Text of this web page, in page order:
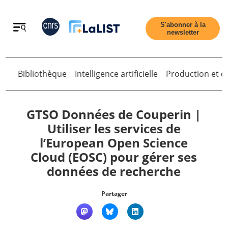
Retour
Tous les articles
Qui sommes nous ?
S'abonner à la
newsletter
Retour
Bibliothèque Intelligence artificielle Production et
GTSO Données de Couperin |
Utiliser les services de
l’European Open Science
Cloud (EOSC) pour gérer ses
données de recherche
Partager